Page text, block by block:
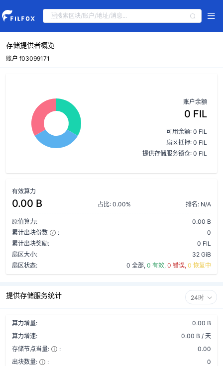
存储提供者概览
账户 f03099171
账户余额
0 FIL
可用余额: 0 FIL
扇区抵押: 0 FIL
提供存储服务锁仓: 0 FIL
有效算力
0.00 B 占比: 0.00% 排名: N/A
原值算力:
0.00 B
累计出块份数
:
0
累计出块奖励:
0 FIL
扇区大小:
32 GiB
扇区状态:
0 全部, 0 有效, 0 错误, 0 恢复中
提供存储服务统计 24时
算力增量:
0.00 B
算力增速:
0.00 B / 天
存储节点当量:
:
0.00
出块数量:
:
0